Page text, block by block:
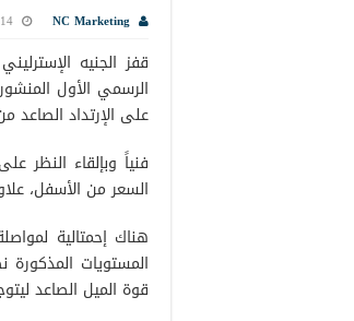
NC Marketing 14 أبريل, 2022 1:19 ص
قفز الجنيه
على الإرتداد الصاعد
السعر من الأسفل، علاوة على
المستويات المذكورة
قوة الميل الصاعد ليتوجة